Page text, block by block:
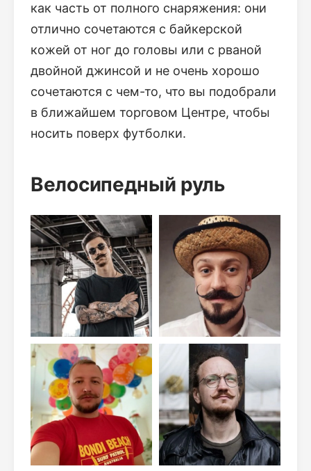
как часть от полного снаряжения: они
отлично сочетаются с байкерской
кожей от ног до головы или с рваной
двойной джинсой и не очень хорошо
сочетаются с чем-то, что вы подобрали
в ближайшем торговом Центре, чтобы
носить поверх футболки.
Велосипедный руль